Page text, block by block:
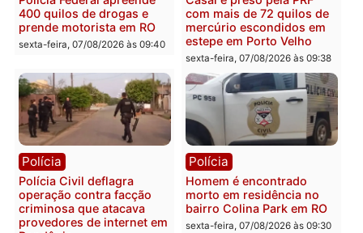
Você também vai querer ler...
Polícia
Polícia Federal apreende
400 quilos de drogas e
prende motorista em RO
sexta-feira, 07/08/2026 às 09:40
Polícia
Casal é preso pela PRF
com mais de 72 quilos
mercúrio escondidos em
estepe em Porto Velho
sexta-feira, 07/08/2026 às